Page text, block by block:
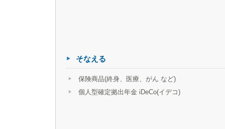
そなえる
保険商品(終身、医療、がん など)
個人型確定拠出年金 iDeCo(イデコ)